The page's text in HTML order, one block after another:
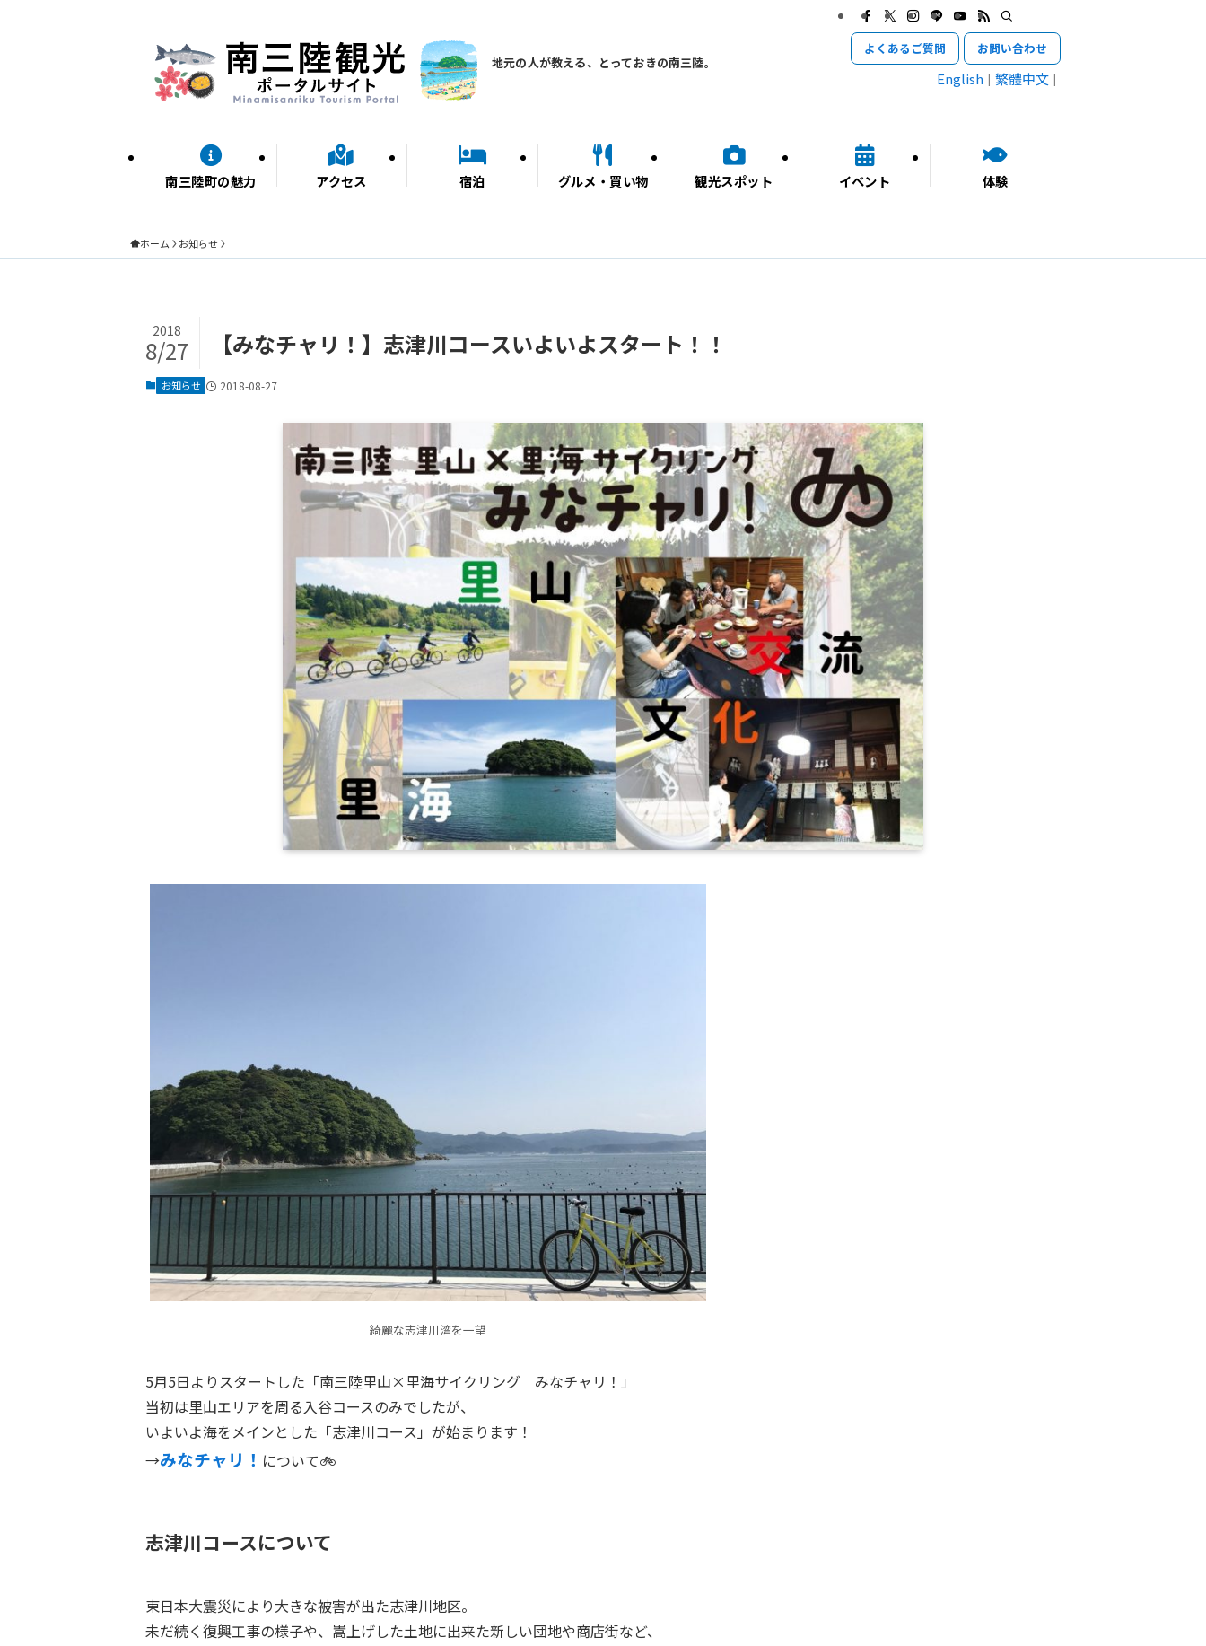
地元の人が教える、とっておきの南三陸。
南三陸町の魅力 アクセス 宿泊 グルメ・買い物 観光スポット イベント 体験
よくあるご質問 お問い合わせ
English 繁體中文
ホーム お知らせ
【みなチャリ！】志津川コースいよいよスタート！！
2018
8/27
お知らせ 2018-08-27
綺麗な志津川湾を一望
5月5日よりスタートした「南三陸里山×里海サイクリング みなチャリ！」
当初は里山エリアを周る入谷コースのみでしたが、
いよいよ海をメインとした「志津川コース」が始まります！
→みなチャリ！ について🚲
志津川コースについて
東日本大震災により大きな被害が出た志津川地区。
未だ続く復興工事の様子や、嵩上げした土地に出来た新しい団地や商店街など、